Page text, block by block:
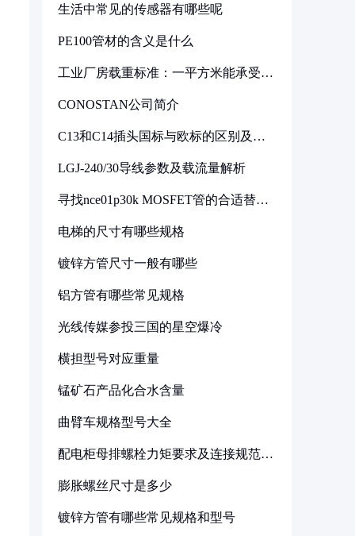
生活中常见的传感器有哪些呢
PE100管材的含义是什么
工业厂房载重标准：一平方米能承受多
CONOSTAN公司简介
C13和C14插头国标与欧标的区别及其
LGJ-240/30导线参数及载流量解析
寻找nce01p30k MOSFET管的合适替代
电梯的尺寸有哪些规格
镀锌方管尺寸一般有哪些
铝方管有哪些常见规格
光线传媒参投三国的星空爆冷
横担型号对应重量
锰矿石产品化合水含量
曲臂车规格型号大全
配电柜母排螺栓力矩要求及连接规范详
膨胀螺丝尺寸是多少
镀锌方管有哪些常见规格和型号